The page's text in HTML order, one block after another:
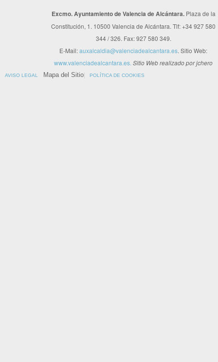
Excmo. Ayuntamiento de Valencia de Alcántara. Plaza de la
Constitución, 1. 10500 Valencia de Alcántara. Tlf: +34 927 580
344 / 326. Fax: 927 580 349.
E-Mail:auxalcaldia@valenciadealcantara.es. Sitio Web:
www.valenciadealcantara.es. Sitio Web realizado por jchero
AVISO LEGAL Mapa del Sitio POLÍTICA DE COOKIES